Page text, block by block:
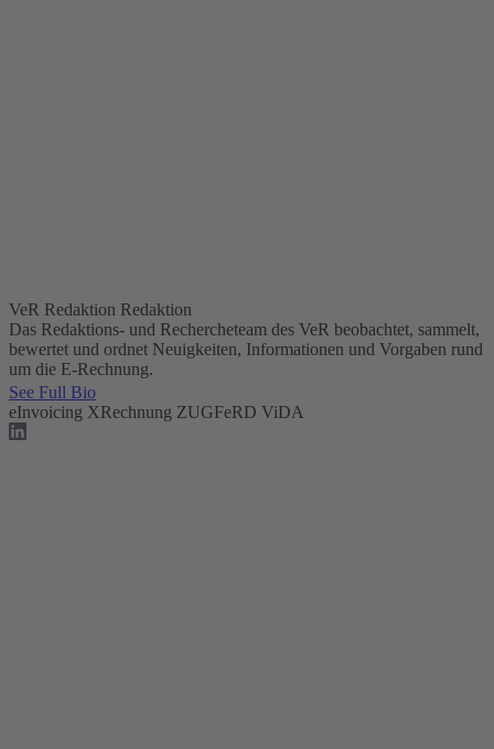
VeR Redaktion Redaktion
Das Redaktions- und Rechercheteam des VeR beobachtet, sammelt,
bewertet und ordnet Neuigkeiten, Informationen und Vorgaben rund
um die E-Rechnung.
See Full Bio
eInvoicing XRechnung ZUGFeRD ViDA